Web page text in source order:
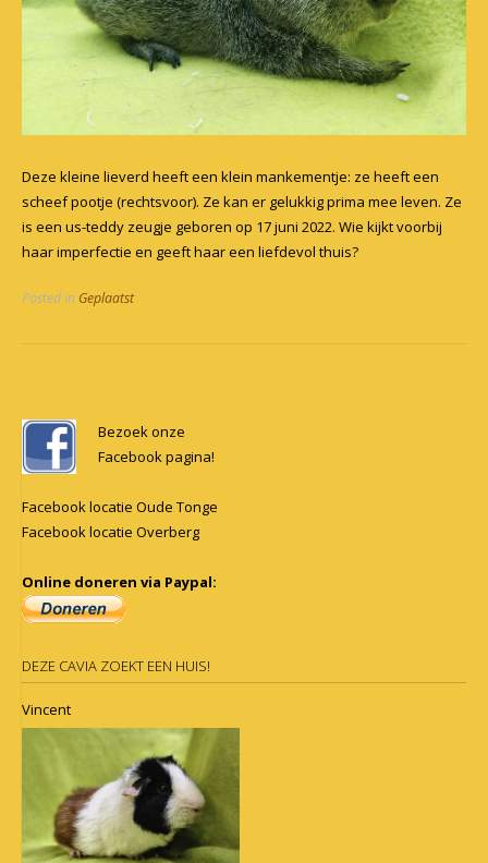
Deze kleine lieverd heeft een klein mankementje: ze heeft een
scheef pootje (rechtsvoor). Ze kan er gelukkig prima mee leven. Ze
is een us-teddy zeugje geboren op 17 juni 2022. Wie kijkt voorbij
haar imperfectie en geeft haar een liefdevol thuis?
Posted in Geplaatst
navigation
Bezoek onze
Facebook pagina!
Facebook locatie Oude Tonge
Facebook locatie Overberg
Online doneren via Paypal:
DEZE CAVIA ZOEKT EEN HUIS!
Vincent